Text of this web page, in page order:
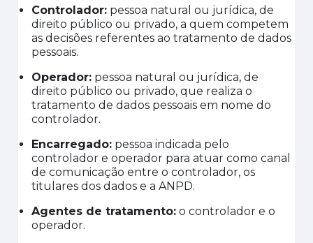
Controlador: pessoa natural ou jurídica, de
direito público ou privado, a quem competem
as decisões referentes ao tratamento de dados
pessoais.
Operador: pessoa natural ou jurídica, de
direito público ou privado, que realiza o
tratamento de dados pessoais em nome do
controlador.
Encarregado: pessoa indicada pelo
controlador e operador para atuar como canal
de comunicação entre o controlador, os
titulares dos dados e a ANPD.
Agentes de tratamento: o controlador e o
operador.